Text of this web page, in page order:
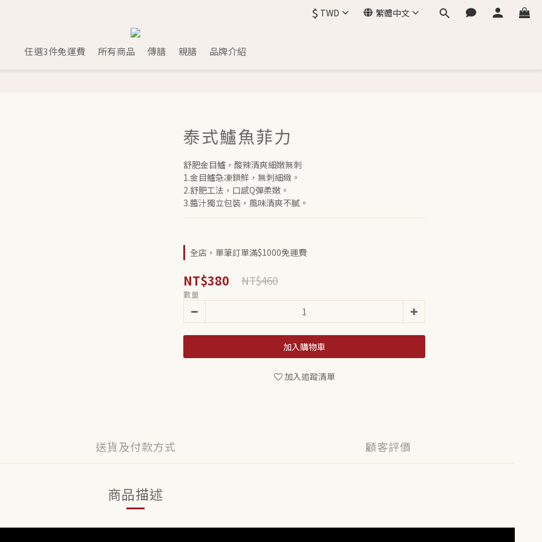
$ TWD 繁體中文
任選3件免運費 所有商品 傳膳 親膳 品牌介紹
泰式鱸魚菲力
舒肥金目鱸，酸辣清爽細嫩無刺
1.金目鱸急凍鎖鮮，無刺細緻。
2.舒肥工法，口感Q彈柔嫩。
3.醬汁獨立包裝，風味清爽不膩。
全店，單筆訂單滿$1000免運費
NT$380 NT$460
數量
加入購物車
加入追蹤清單
送貨及付款方式 顧客評價
商品描述